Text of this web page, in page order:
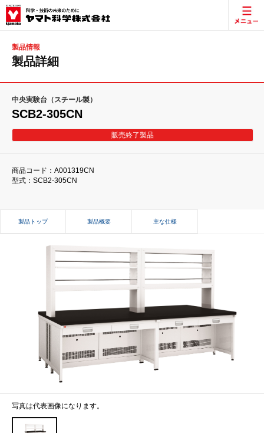
製品情報
製品詳細
中央実験台（スチール製）
SCB2-305CN
販売終了製品
商品コード：A001319CN
型式：SCB2-305CN
製品トップ 製品概要 主な仕様
写真は代表画像になります。